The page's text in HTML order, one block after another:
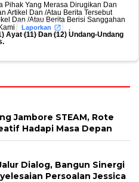
Pihak Yang Merasa Dirugikan Dan
Artikel Dan /Atau Berita Tersebut
Dan /Atau Berita Berisi Sanggahan
Laporkan
,
Ayat (11) Dan (12) Undang-Undang
Jambore STEAM, Rote
Hadapi Masa Depan
Dialog, Bangun Sinergi
Persoalan Jessica